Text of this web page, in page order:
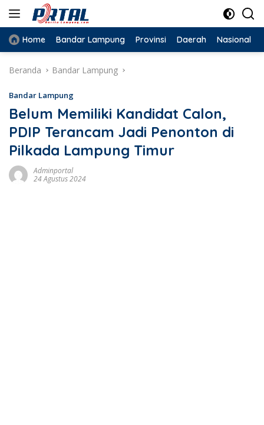
Langsung
konten
Home Bandar Lampung Provinsi Daerah Nasional
Beranda Bandar Lampung
Bandar Lampung
Belum Memiliki Kandidat Calon,
PDIP Terancam Jadi Penonton di
Pilkada Lampung Timur
Adminportal
24 Agustus 2024